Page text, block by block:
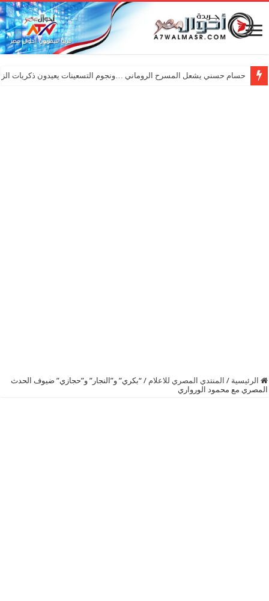
حسام حسني يشعل المسرح الروماني …ونجوم التسعينات يعيدون ذكريات
الرئيسية / المنتدي المصري للاعلام / “بكري” و”النجار” و”حجازي” ضيوف الحدث
المصري مع محمود الورواري